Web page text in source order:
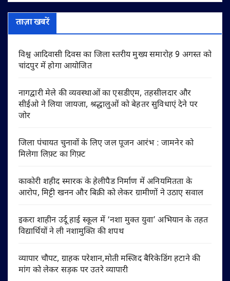
ताज़ा खबरें
विश्व आदिवासी दिवस का जिला स्तरीय मुख्य समारोह 9 अगस्त को
चांदपुर में होगा आयोजित
नागद्वारी मेले की व्यवस्थाओं का एसडीएम, तहसीलदार और
सीईओ ने लिया जायजा, श्रद्धालुओं को बेहतर सुविधाएं देने पर
जोर
जिला पंचायत चुनावों के लिए जल पूजन आरंभ : जामनेर को
मिलेगा लिफ़्ट का गिफ़्ट
काकोरी शहीद स्मारक के हेलीपैड निर्माण में अनियमितता के
आरोप, मिट्टी खनन और बिक्री को लेकर ग्रामीणों ने उठाए सवाल
इकरा शाहीन उर्दू हाई स्कूल में ‘नशा मुक्त युवा’ अभियान के तहत
विद्यार्थियों ने ली नशामुक्ति की शपथ
व्यापार चौपट, ग्राहक परेशान,मोती मस्जिद बैरिकेडिंग हटाने की
मांग को लेकर सड़क पर उतरे व्यापारी